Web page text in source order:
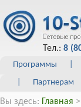
Тел.: 8
Программы
Партнерам
Вы здесь: Главная >